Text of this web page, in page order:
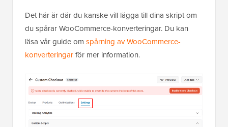
Det här är där du kanske vill lägga till dina skript om
du spårar WooCommerce-konverteringar. Du kan
läsa vår guide om spårning av WooCommerce-
konverteringarför mer information.